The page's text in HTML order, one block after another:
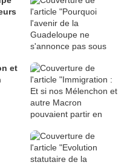
et